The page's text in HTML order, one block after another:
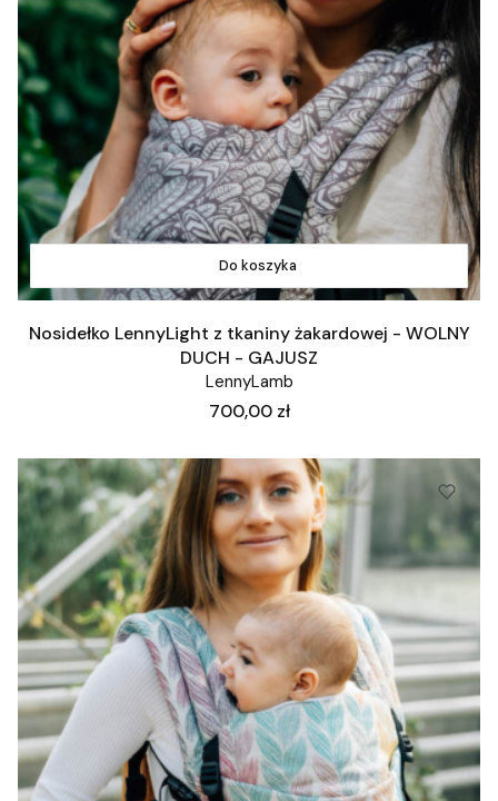
Do koszyka
Nosidełko LennyLight z tkaniny żakardowej - WOLNY
DUCH - GAJUSZ
LennyLamb
Cena
700,00 zł